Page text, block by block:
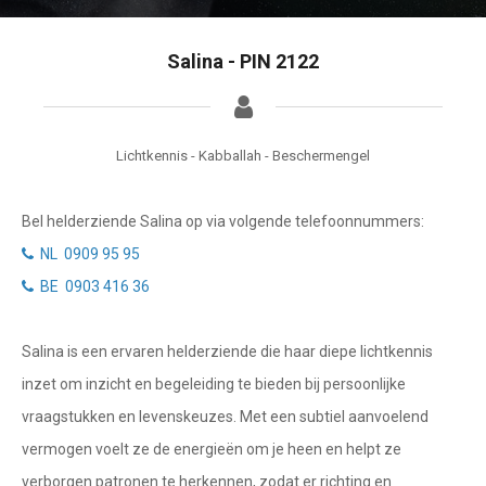
Kreeft
Weegschaal
Schorpioen
Steenbok
Getuigenissen
Belverzoek
Info
Sluit menu
CONTACT
Salina - PIN 2122
Lichtkennis - Kabballah - Beschermengel
Bel helderziende Salina op via volgende telefoonnummers:
NL 0909 95 95
BE 0903 416 36
Salina is een ervaren helderziende die haar diepe lichtkennis
inzet om inzicht en begeleiding te bieden bij persoonlijke
vraagstukken en levenskeuzes. Met een subtiel aanvoelend
vermogen voelt ze de energieën om je heen en helpt ze
verborgen patronen te herkennen, zodat er richting en